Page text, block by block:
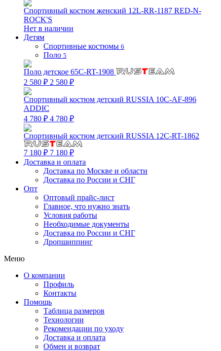
Спортивный костюм женский 12L-RR-1187 RED-N-
ROCK'S
Нет в наличии
Детям
Спортивные костюмы 6
Поло 5
Поло детское 65C-RT-1908
2 580 ₽ 2 580 ₽
Спортивный костюм детский RUSSIA 10C-AF-896
ADDIC
4 780 ₽ 4 780 ₽
Спортивный костюм детский RUSSIA 12C-RT-1862
7 180 ₽ 7 180 ₽
Доставка и оплата
Доставка по Москве и области
Доставка по России и СНГ
Опт
Оптовый прайс-лист
Главное, что нужно знать
Условия работы
Необходимые документы
Доставка по России и СНГ
Дропшиппинг
Меню
О компании
Профиль
Контакты
Помощь
Таблица размеров
Технологии
Рекомендации по уходу
Доставка и оплата
Обмен и возврат